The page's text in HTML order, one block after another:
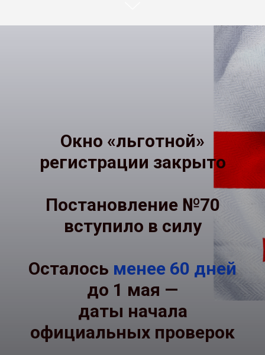
Окно «льготной»
регистрации закрыто
Постановление №70
вступило в силу
Осталось менее 60 дней
до 1 мая —
даты начала
официальных проверок